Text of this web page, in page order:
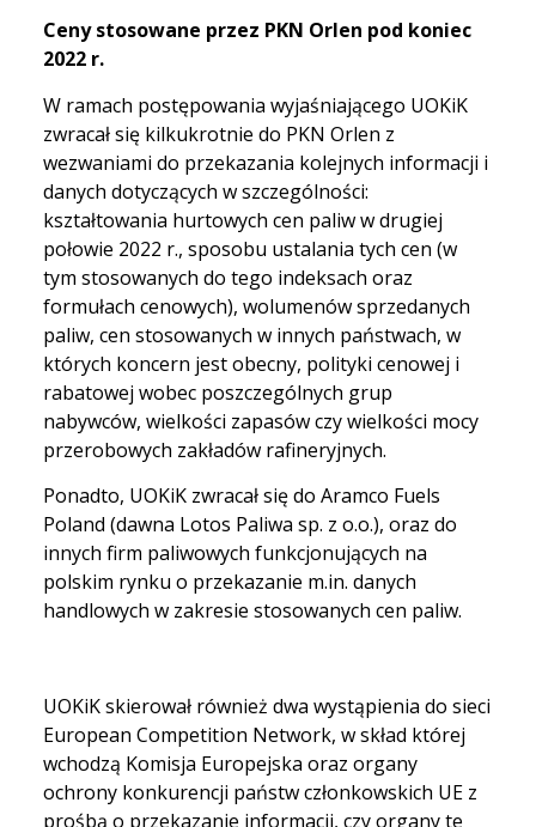
Ceny stosowane przez PKN Orlen pod koniec
2022 r.
W ramach postępowania wyjaśniającego UOKiK
zwracał się kilkukrotnie do PKN Orlen z
wezwaniami do przekazania kolejnych informacji i
danych dotyczących w szczególności:
kształtowania hurtowych cen paliw w drugiej
połowie 2022 r., sposobu ustalania tych cen (w
tym stosowanych do tego indeksach oraz
formułach cenowych), wolumenów sprzedanych
paliw, cen stosowanych w innych państwach, w
których koncern jest obecny, polityki cenowej i
rabatowej wobec poszczególnych grup
nabywców, wielkości zapasów czy wielkości mocy
przerobowych zakładów rafineryjnych.
Ponadto, UOKiK zwracał się do Aramco Fuels
Poland (dawna Lotos Paliwa sp. z o.o.), oraz do
innych firm paliwowych funkcjonujących na
polskim rynku o przekazanie m.in. danych
handlowych w zakresie stosowanych cen paliw.
UOKiK skierował również dwa wystąpienia do sieci
European Competition Network, w skład której
wchodzą Komisja Europejska oraz organy
ochrony konkurencji państw członkowskich UE z
prośbą o przekazanie informacji, czy organy te